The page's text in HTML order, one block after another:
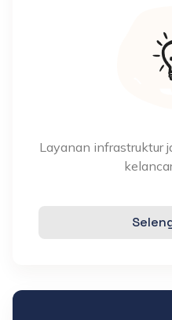
Layanan infrastruktur